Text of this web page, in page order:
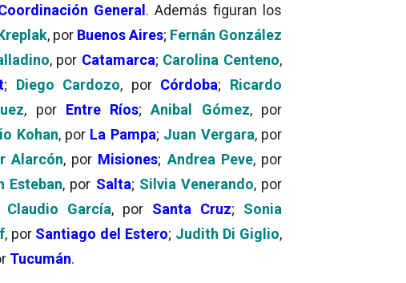
General. Además figuran los
, por Buenos Aires; Fernán González
, por Catamarca; Carolina Centeno,
; Diego Cardozo, por Córdoba; Ricardo
, por Entre Ríos; Anibal Gómez, por
Kohan, por La Pampa; Juan Vergara, por
Alarcón, por Misiones; Andrea Peve, por
Esteban, por Salta; Silvia Venerando, por
Claudio García, por Santa Cruz; Sonia
, por Santiago del Estero; Judith Di Giglio,
Tucumán.